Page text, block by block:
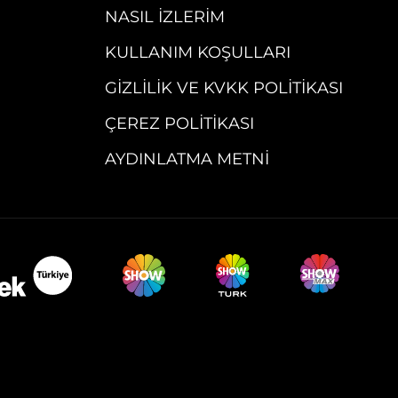
NASIL İZLERIM
KULLANIM KOŞULLARI
GIZLILIK VE KVKK POLITIKASI
ÇEREZ POLITIKASI
AYDINLATMA METNI